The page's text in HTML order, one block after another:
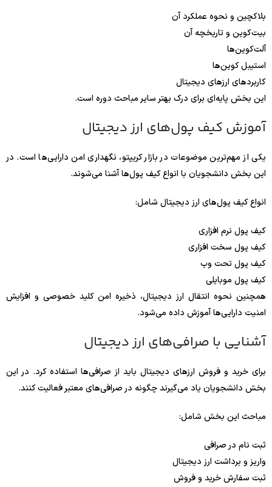
بلاکچین و نحوه عملکرد آن
بیت‌کوین و تاریخچه آن
آلت‌کوین‌ها
استیبل کوین‌ها
کاربردهای ارزهای دیجیتال
این بخش پایه‌ای برای درک بهتر سایر مباحث دوره است.
آموزش کیف پول‌های ارز دیجیتال
یکی از مهم‌ترین موضوعات در بازار کریپتو، نگهداری امن دارایی‌ها است. در
این بخش دانشجویان با انواع کیف پول‌ها آشنا می‌شوند.
انواع کیف پول‌های ارز دیجیتال شامل:
کیف پول نرم افزاری
کیف پول سخت افزاری
کیف پول تحت وب
کیف پول موبایلی
همچنین نحوه انتقال ارز دیجیتال، ذخیره امن کلید خصوصی و افزایش
امنیت دارایی‌ها آموزش داده می‌شود.
آشنایی با صرافی‌های ارز دیجیتال
برای خرید و فروش ارزهای دیجیتال باید از صرافی‌ها استفاده کرد. در این
بخش دانشجویان یاد می‌گیرند چگونه در صرافی‌های معتبر فعالیت کنند.
مباحث این بخش شامل:
ثبت نام در صرافی
واریز و برداشت ارز دیجیتال
ثبت سفارش خرید و فروش